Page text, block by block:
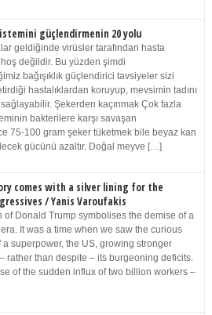
güçlendirmenin 20 yolu
geldiğinde virüsler tarafından hasta
değildir. Bu yüzden şimdi
bağışıklık güçlendirici tavsiyeler sizi
hastalıklardan koruyup, mevsimin tadını
sağlayabilir. Şekerden kaçınmak Çok fazla
bakterilere karşı savaşan
75-100 gram şeker tüketmek bile beyaz kan
gücünü azaltır. Doğal meyve […]
comes with a silver lining for the
/ Yanis Varoufakis
of Donald Trump symbolises the demise of a
It was a time when we saw the curious
a superpower, the US, growing stronger
rather than despite – its burgeoning deficits.
of the sudden influx of two billion workers –